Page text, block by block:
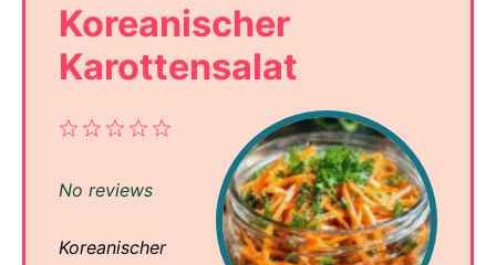
Koreanischer
Karottensalat
4
3
2
1
No reviews
Koreanischer